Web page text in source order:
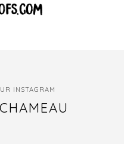
INSTAGRAM